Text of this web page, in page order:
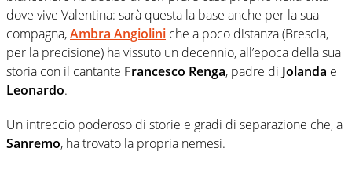
dove vive Valentina: sarà questa la base anche per la sua
compagna,Ambra Angiolini che a poco distanza (Brescia,
per la precisione) ha vissuto un decennio, all’epoca della sua
storia con il cantante Francesco Renga, padre di Jolanda e
Leonardo.
Un intreccio poderoso di storie e gradi di separazione che, a
Sanremo, ha trovato la propria nemesi.